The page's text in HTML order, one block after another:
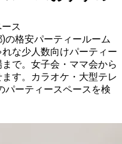
ス
の格安パーティールーム
な少人数向けパーティー
で。女子会・ママ会から
す。カラオケ・大型テレ
パーティースペースを検